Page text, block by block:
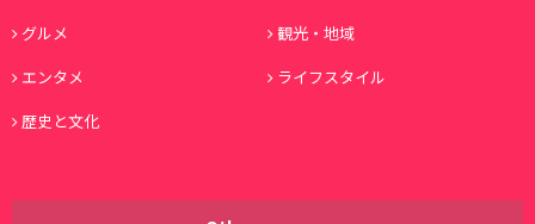
グルメ
観光・地域
エンタメ
ライフスタイル
歴史と文化